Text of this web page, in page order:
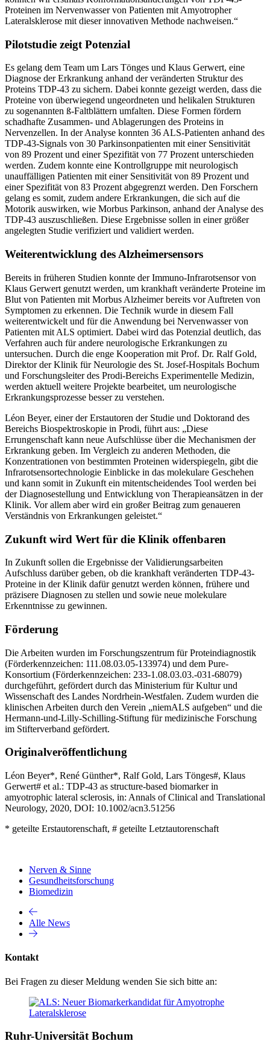
Proteinen im Nervenwasser von Patienten mit Amyotropher
Lateralsklerose mit dieser innovativen Methode nachweisen.“
Pilotstudie zeigt Potenzial
Es gelang dem Team um Lars Tönges und Klaus Gerwert, eine
Diagnose der Erkrankung anhand der veränderten Struktur des
Proteins TDP-43 zu sichern. Dabei konnte gezeigt werden, dass die
Proteine von überwiegend ungeordneten und helikalen Strukturen
zu sogenannten ß-Faltblättern umfalten. Diese Formen fördern
schadhafte Zusammen- und Ablagerungen des Proteins in
Nervenzellen. In der Analyse konnten 36 ALS-Patienten anhand des
TDP-43-Signals von 30 Parkinsonpatienten mit einer Sensitivität
von 89 Prozent und einer Spezifität von 77 Prozent unterschieden
werden. Zudem konnte eine Kontrollgruppe mit neurologisch
unauffälligen Patienten mit einer Sensitivität von 89 Prozent und
einer Spezifität von 83 Prozent abgegrenzt werden. Den Forschern
gelang es somit, zudem andere Erkrankungen, die sich auf die
Motorik auswirken, wie Morbus Parkinson, anhand der Analyse des
TDP-43 auszuschließen. Diese Ergebnisse sollen in einer größer
angelegten Studie verifiziert und validiert werden.
Weiterentwicklung des Alzheimersensors
Bereits in früheren Studien konnte der Immuno-Infrarotsensor von
Klaus Gerwert genutzt werden, um krankhaft veränderte Proteine im
Blut von Patienten mit Morbus Alzheimer bereits vor Auftreten von
Symptomen zu erkennen. Die Technik wurde in diesem Fall
weiterentwickelt und für die Anwendung bei Nervenwasser von
Patienten mit ALS optimiert. Dabei wird das Potenzial deutlich, das
Verfahren auch für andere neurologische Erkrankungen zu
untersuchen. Durch die enge Kooperation mit Prof. Dr. Ralf Gold,
Direktor der Klinik für Neurologie des St. Josef-Hospitals Bochum
und Forschungsleiter des Prodi-Bereichs Experimentelle Medizin,
werden aktuell weitere Projekte bearbeitet, um neurologische
Erkrankungsprozesse besser zu verstehen.
Léon Beyer, einer der Erstautoren der Studie und Doktorand des
Bereichs Biospektroskopie in Prodi, führt aus: „Diese
Errungenschaft kann neue Aufschlüsse über die Mechanismen der
Erkrankung geben. Im Vergleich zu anderen Methoden, die
Konzentrationen von bestimmten Proteinen widerspiegeln, gibt die
Infrarotsensortechnologie Einblicke in das molekulare Geschehen
und kann somit in Zukunft ein mitentscheidendes Tool werden bei
der Diagnosestellung und Entwicklung von Therapieansätzen in der
Klinik. Vor allem aber wird ein großer Beitrag zum genaueren
Verständnis von Erkrankungen geleistet.“
Zukunft wird Wert für die Klinik offenbaren
In Zukunft sollen die Ergebnisse der Validierungsarbeiten
Aufschluss darüber geben, ob die krankhaft veränderten TDP-43-
Proteine in der Klinik dafür genutzt werden können, frühere und
präzisere Diagnosen zu stellen und sowie neue molekulare
Erkenntnisse zu gewinnen.
Förderung
Die Arbeiten wurden im Forschungszentrum für Proteindiagnostik
(Förderkennzeichen: 111.08.03.05-133974) und dem Pure-
Konsortium (Förderkennzeichen: 233-1.08.03.03.-031-68079)
durchgeführt, gefördert durch das Ministerium für Kultur und
Wissenschaft des Landes Nordrhein-Westfalen. Zudem wurden die
klinischen Arbeiten durch den Verein „niemALS aufgeben“ und die
Hermann-und-Lilly-Schilling-Stiftung für medizinische Forschung
im Stifterverband gefördert.
Originalveröffentlichung
Léon Beyer*, René Günther*, Ralf Gold, Lars Tönges#, Klaus
Gerwert# et al.: TDP-43 as structure-based biomarker in
amyotrophic lateral sclerosis, in: Annals of Clinical and Translational
Neurology, 2020, DOI: 10.1002/acn3.51256
* geteilte Erstautorenschaft, # geteilte Letztautorenschaft
Nerven & Sinne
Gesundheitsforschung
Biomedizin
Alle News
Kontakt
Bei Fragen zu dieser Meldung wenden Sie sich bitte an:
Ruhr-Universität Bochum